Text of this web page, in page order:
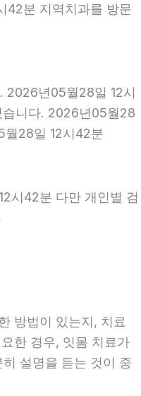
42분 지역치과를 방문
2026년05월28일 12시
습니다. 2026년05월28
월28일 12시42분
시42분 다만 개인별 검
방법이 있는지, 치료
한 경우, 잇몸 치료가
설명을 듣는 것이 중